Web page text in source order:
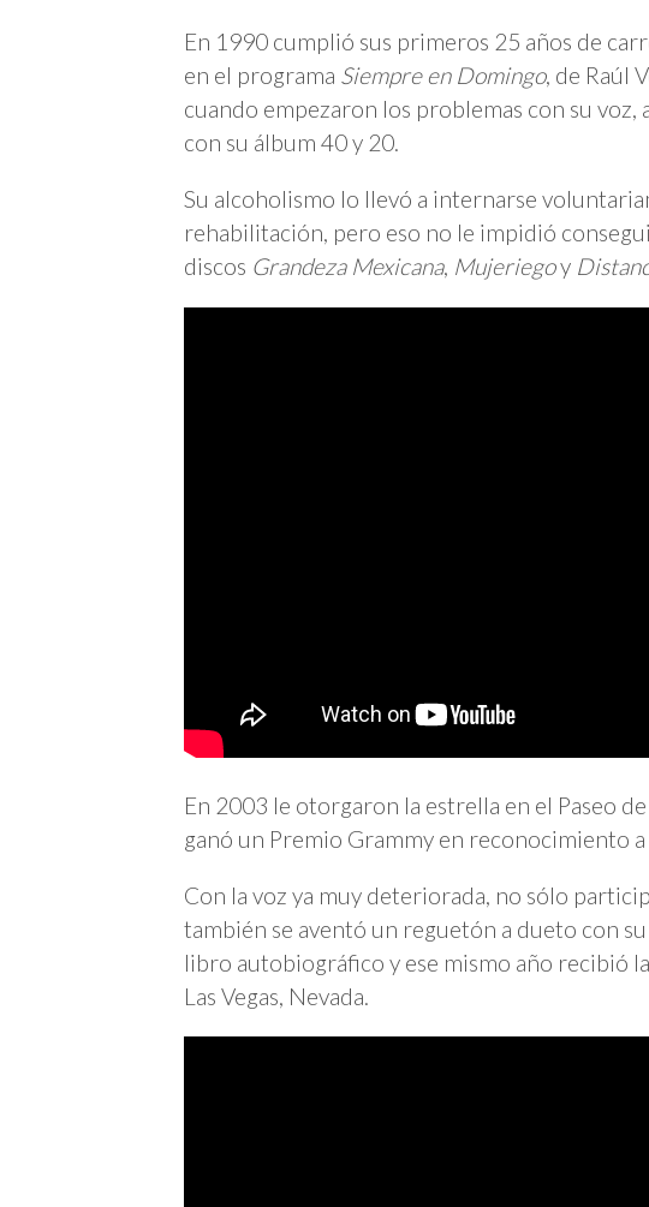
En 1990 cumplió sus primeros 25 años de
en el programa Siempre en Domingo, de Raúl
cuando empezaron los problemas con su
con su álbum 40 y 20.
Su alcoholismo lo llevó a internarse
rehabilitación, pero eso no le impidió
discos Grandeza Mexicana, Mujeriegoy
En 2003 le otorgaron la estrella en el Paseo
ganó un Premio Grammy en reconocimiento
Con la voz ya muy deteriorada, no sólo
también se aventó un reguetón a dueto con
libro autobiográfico y ese mismo año recibió
Las Vegas, Nevada.